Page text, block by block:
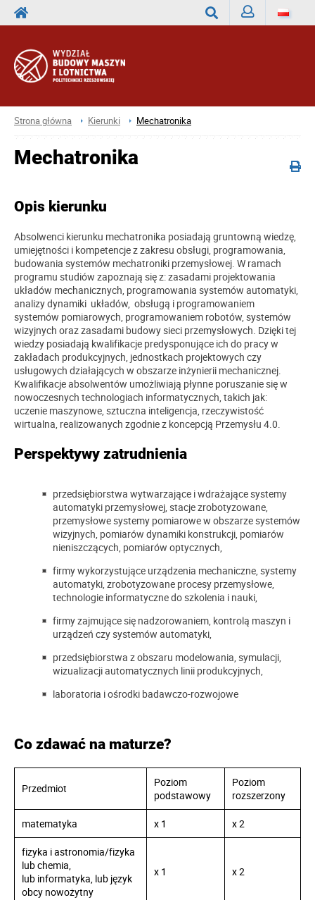
Strona główna Kierunki Mechatronika
Mechatronika
Opis kierunku
Absolwenci kierunku mechatronika posiadają gruntowną wiedzę,
umiejętności i kompetencje z zakresu obsługi, programowania,
budowania systemów mechatroniki przemysłowej. W ramach
programu studiów zapoznają się z: zasadami projektowania
układów mechanicznych, programowania systemów automatyki,
analizy dynamiki układów, obsługą i programowaniem
systemów pomiarowych, programowaniem robotów, systemów
wizyjnych oraz zasadami budowy sieci przemysłowych. Dzięki tej
wiedzy posiadają kwalifikacje predysponujące ich do pracy w
zakładach produkcyjnych, jednostkach projektowych czy
usługowych działających w obszarze inżynierii mechanicznej.
Kwalifikacje absolwentów umożliwiają płynne poruszanie się w
nowoczesnych technologiach informatycznych, takich jak:
uczenie maszynowe, sztuczna inteligencja, rzeczywistość
wirtualna, realizowanych zgodnie z koncepcją Przemysłu 4.0.
Perspektywy zatrudnienia
przedsiębiorstwa wytwarzające i wdrażające systemy
automatyki przemysłowej, stacje zrobotyzowane,
przemysłowe systemy pomiarowe w obszarze systemów
wizyjnych, pomiarów dynamiki konstrukcji, pomiarów
nieniszczących, pomiarów optycznych,
firmy wykorzystujące urządzenia mechaniczne, systemy
automatyki, zrobotyzowane procesy przemysłowe,
technologie informatyczne do szkolenia i nauki,
firmy zajmujące się nadzorowaniem, kontrolą maszyn i
urządzeń czy systemów automatyki,
przedsiębiorstwa z obszaru modelowania, symulacji,
wizualizacji automatycznych linii produkcyjnych,
laboratoria i ośrodki badawczo-rozwojowe
Co zdawać na maturze?
Przedmiot
Poziom
podstawowy
Poziom
rozszerzony
matematyka x 1 x 2
fizyka i astronomia/fizyka
lub chemia,
lub informatyka, lub język
obcy nowożytny
x 1 x 2